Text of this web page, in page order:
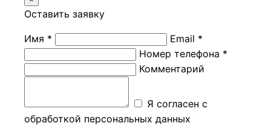
Оставить заявку
Имя *
Email *
Номер телефона *
Комментарий
Я согласен с
обработкой персональных данных